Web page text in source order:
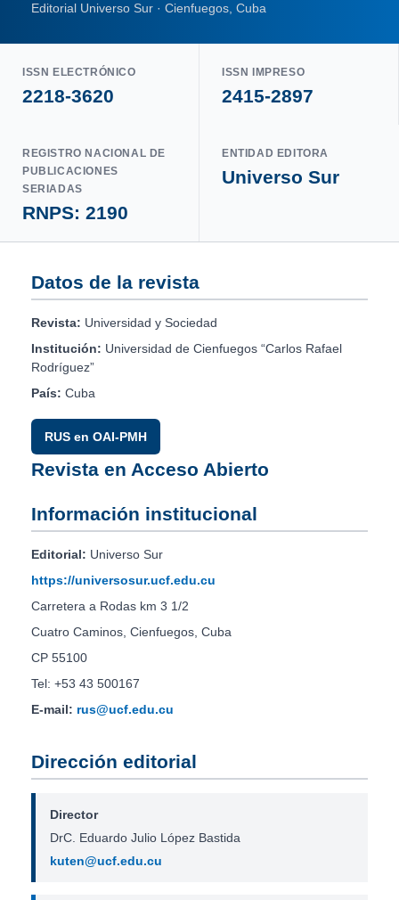
Editorial Universo Sur · Cienfuegos, Cuba
ISSN ELECTRÓNICO
2218-3620
ISSN IMPRESO
2415-2897
REGISTRO NACIONAL DE
PUBLICACIONES
SERIADAS
RNPS: 2190
ENTIDAD EDITORA
Universo Sur
Datos de la revista
Revista: Universidad y Sociedad
Institución: Universidad de Cienfuegos “Carlos Rafael
Rodríguez”
País: Cuba
RUS en OAI-PMH
Revista en Acceso Abierto
Información institucional
Editorial: Universo Sur
https://universosur.ucf.edu.cu
Carretera a Rodas km 3 1/2
Cuatro Caminos, Cienfuegos, Cuba
CP 55100
Tel: +53 43 500167
E-mail: rus@ucf.edu.cu
Dirección editorial
Director
DrC. Eduardo Julio López Bastida
kuten@ucf.edu.cu